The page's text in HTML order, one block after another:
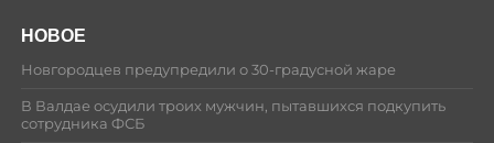
НОВОЕ
Новгородцев предупредили о 30-градусной жаре
В Валдае осудили троих мужчин, пытавшихся подкупить
сотрудника ФСБ